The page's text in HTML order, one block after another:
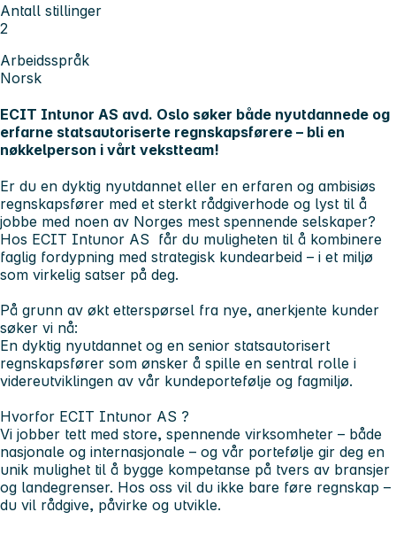
Antall stillinger
2
Arbeidsspråk
Norsk
ECIT Intunor AS avd. Oslo søker både nyutdannede og
erfarne statsautoriserte regnskapsførere – bli en
nøkkelperson i vårt vekstteam!
Er du en dyktig nyutdannet eller en erfaren og ambisiøs
regnskapsfører med et sterkt rådgiverhode og lyst til å
jobbe med noen av Norges mest spennende selskaper?
Hos ECIT Intunor AS får du muligheten til å kombinere
faglig fordypning med strategisk kundearbeid – i et miljø
som virkelig satser på deg.
På grunn av økt etterspørsel fra nye, anerkjente kunder
søker vi nå:
En dyktig nyutdannet og en senior statsautorisert
regnskapsfører som ønsker å spille en sentral rolle i
videreutviklingen av vår kundeportefølje og fagmiljø.
Hvorfor ECIT Intunor AS ?
Vi jobber tett med store, spennende virksomheter – både
nasjonale og internasjonale – og vår portefølje gir deg en
unik mulighet til å bygge kompetanse på tvers av bransjer
og landegrenser. Hos oss vil du ikke bare føre regnskap –
du vil rådgive, påvirke og utvikle.